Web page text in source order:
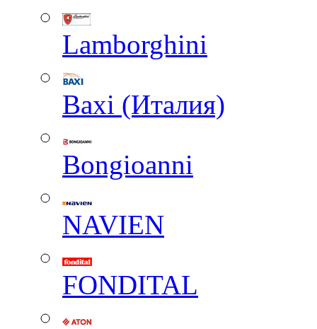
Lamborghini
Baxi (Италия)
Вongioanni
NAVIEN
FONDITAL